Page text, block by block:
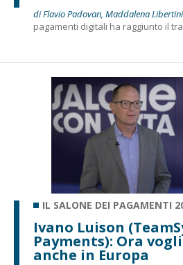
di Flavio Padovan, Maddalena
pagamenti digitali ha raggiunto il
IL SALONE DEI PAGAMENTI
Ivano Luison
Payments): Ora
anche in Europa